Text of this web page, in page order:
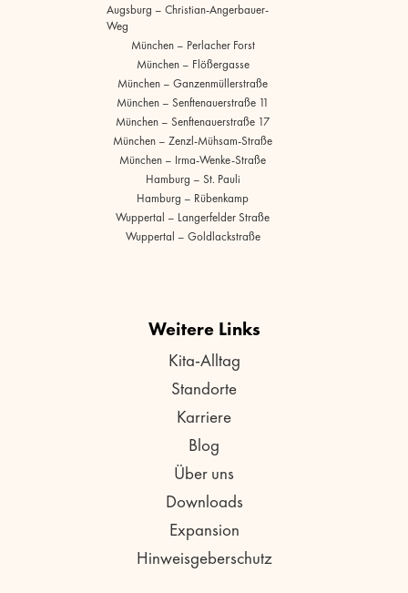
Augsburg – Christian-Angerbauer-
Weg
München – Perlacher Forst
München – Flößergasse
München – Ganzenmüllerstraße
München – Senftenauerstraße 11
München – Senftenauerstraße 17
München – Zenzl-Mühsam-Straße
München – Irma-Wenke-Straße
Hamburg – St. Pauli
Hamburg – Rübenkamp
Wuppertal – Langerfelder Straße
Wuppertal – Goldlackstraße
Weitere Links
Kita-Alltag
Standorte
Karriere
Blog
Über uns
Downloads
Expansion
Hinweisgeberschutz